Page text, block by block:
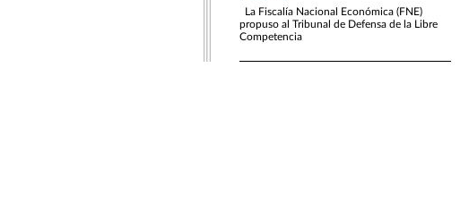
La Fiscalía Nacional Económica (FNE)
propuso al Tribunal de Defensa de la Libre
Competencia